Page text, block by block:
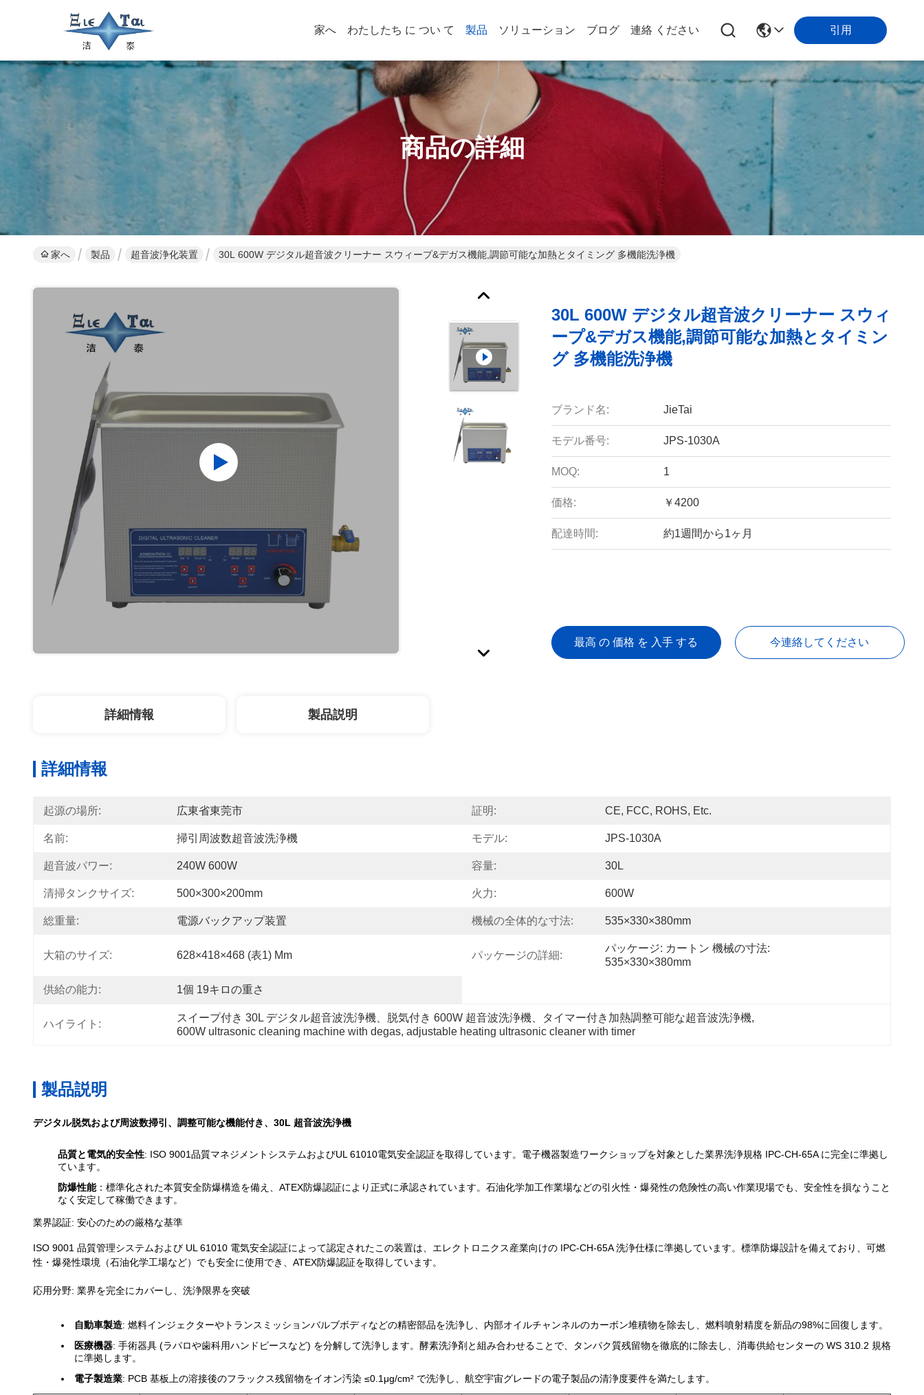
家へ わたしたち に つい て 製品 ソリューション ブログ 連絡 ください 引用
商品の詳細
家へ 製品 超音波浄化装置 30L 600W デジタル超音波クリーナー スウィープ&デガス機能,調節可能な加熱とタイミング 多機能洗浄機
30L 600W デジタル超音波クリーナー スウィ
ープ&デガス機能,調節可能な加熱とタイミン
グ 多機能洗浄機
ブランド名: JieTai
モデル番号: JPS-1030A
MOQ: 1
価格: ￥4200
配達時間: 約1週間から1ヶ月
最高 の 価格 を 入手 する 今連絡してください
詳細情報 製品説明
詳細情報
起源の場所: 広東省東莞市 証明: CE, FCC, ROHS, Etc.
名前: 掃引周波数超音波洗浄機 モデル: JPS-1030A
超音波パワー: 240W 600W 容量: 30L
清掃タンクサイズ: 500×300×200mm 火力: 600W
総重量: 電源バックアップ装置 機械の全体的な寸法: 535×330×380mm
大箱のサイズ: 628×418×468 (表1) Mm パッケージの詳細:
パッケージ: カートン 機械の寸法:
535×330×380mm
供給の能力: 1個 19キロの重さ
ハイライト:
スイープ付き 30L デジタル超音波洗浄機、脱気付き 600W 超音波洗浄機、タイマー付き加熱調整可能な超音波洗浄機,
600W ultrasonic cleaning machine with degas, adjustable heating ultrasonic cleaner with timer
製品説明
デジタル脱気および周波数掃引、調整可能な機能付き、30L 超音波洗浄機
品質と電気的安全性: ISO 9001品質マネジメントシステムおよびUL 61010電気安全認証を取得しています。電子機器製造ワークショップを対象とした業界洗浄規格 IPC-CH-65A に完全に準拠し
ています。
防爆性能：標準化された本質安全防爆構造を備え、ATEX防爆認証により正式に承認されています。石油化学加工作業場などの引火性・爆発性の危険性の高い作業現場でも、安全性を損なうこと
なく安定して稼働できます。
業界認証: 安心のための厳格な基準
ISO 9001 品質管理システムおよび UL 61010 電気安全認証によって認定されたこの装置は、エレクトロニクス産業向けの IPC-CH-65A 洗浄仕様に準拠しています。標準防爆設計を備えており、可燃
性・爆発性環境（石油化学工場など）でも安全に使用でき、ATEX防爆認証を取得しています。
応用分野: 業界を完全にカバーし、洗浄限界を突破
自動車製造: 燃料インジェクターやトランスミッションバルブボディなどの精密部品を洗浄し、内部オイルチャンネルのカーボン堆積物を除去し、燃料噴射精度を新品の98%に回復します。
医療機器: 手術器具 (ラパロや歯科用ハンドピースなど) を分解して洗浄します。酵素洗浄剤と組み合わせることで、タンパク質残留物を徹底的に除去し、消毒供給センターの WS 310.2 規格
に準拠します。
電子製造業: PCB 基板上の溶接後のフラックス残留物をイオン汚染 ≤0.1μg/cm² で洗浄し、航空宇宙グレードの電子製品の清浄度要件を満たします。